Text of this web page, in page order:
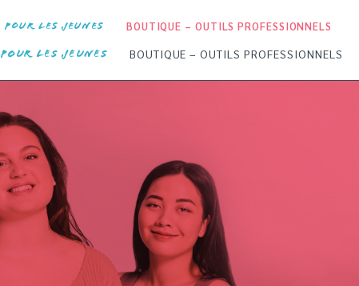
POUR LES JEUNES BOUTIQUE – OUTILS PROFESSIONNELS
POUR LES JEUNES BOUTIQUE – OUTILS PROFESSIONNELS